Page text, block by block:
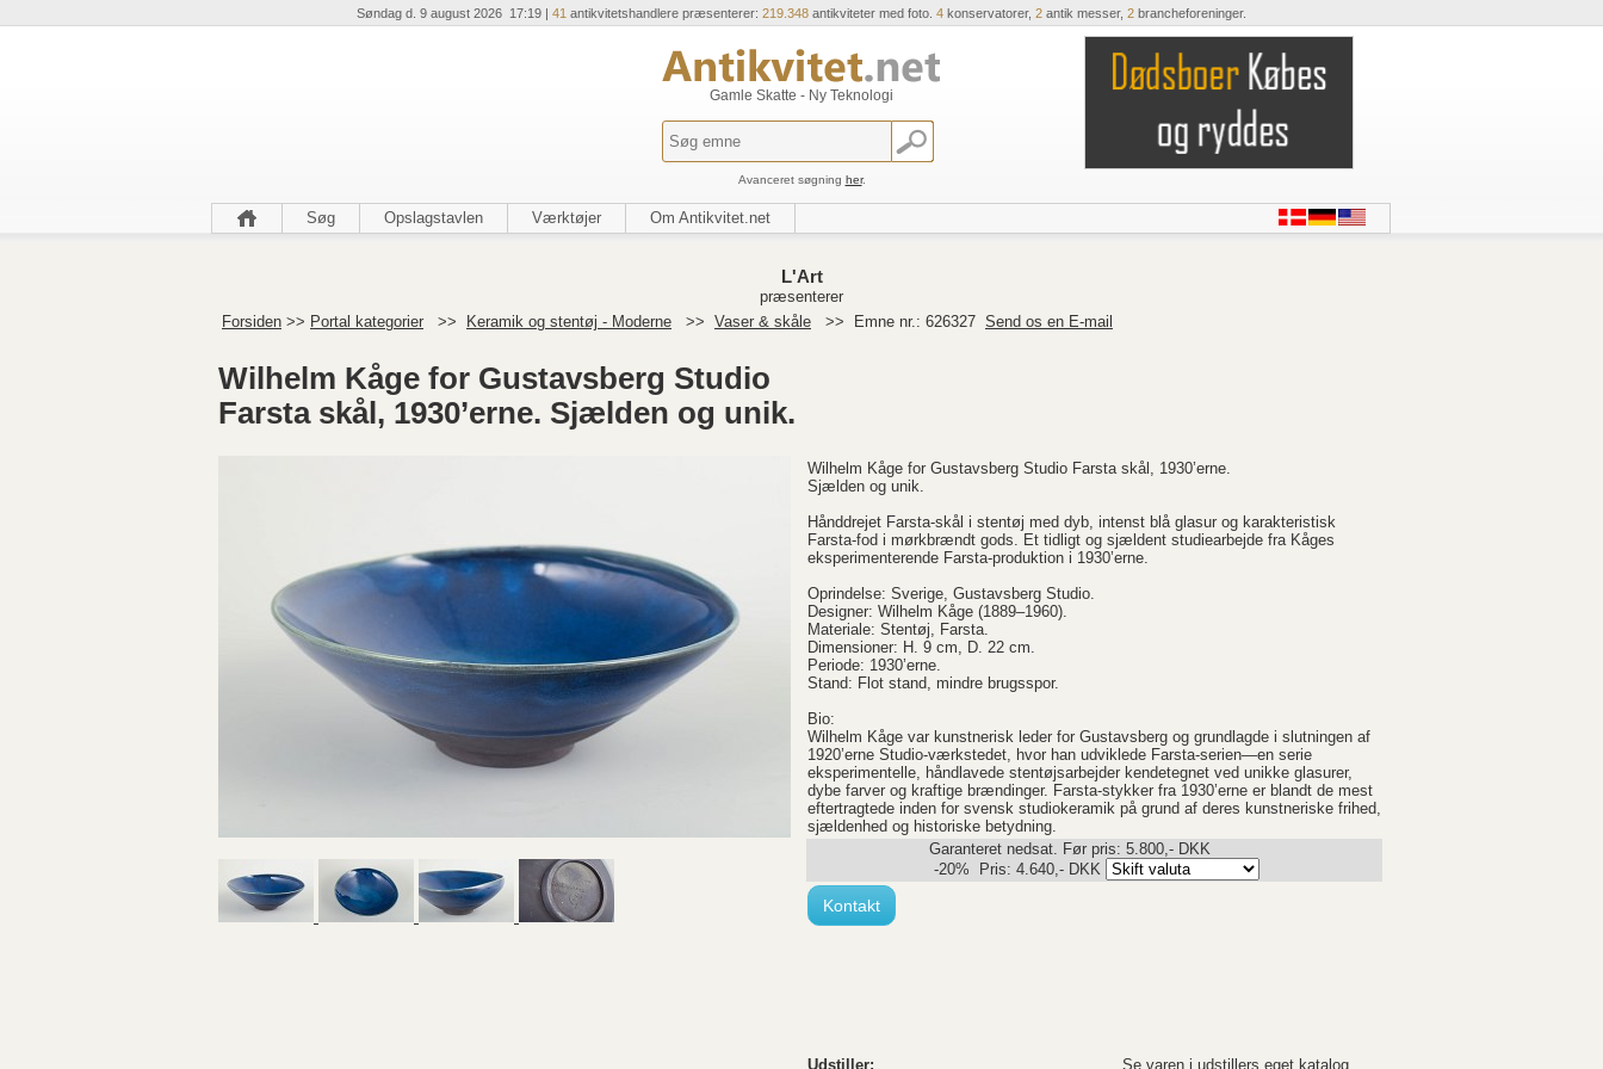
Søndag d. 9 august 2026 17:19 | 41 antikvitetshandlere præsenterer: 219.348 antikviteter med foto. 4 konservatorer, 2 antik messer, 2 brancheforeninger.
Gamle Skatte - Ny Teknologi
Avanceret søgning her.
Søg Opslagstavlen Værktøjer Om Antikvitet.net
L'Art
præsenterer
Forsiden >> Portal kategorier >> Keramik og stentøj - Moderne >> Vaser & skåle >> Emne nr.: 626327 Send os en E-mail
Wilhelm Kåge for Gustavsberg Studio
Farsta skål, 1930’erne. Sjælden og unik.
Wilhelm Kåge for Gustavsberg Studio Farsta skål, 1930’erne.
Sjælden og unik.
Hånddrejet Farsta-skål i stentøj med dyb, intenst blå glasur og karakteristisk
Farsta-fod i mørkbrændt gods. Et tidligt og sjældent studiearbejde fra Kåges
eksperimenterende Farsta-produktion i 1930’erne.
Oprindelse: Sverige, Gustavsberg Studio.
Designer: Wilhelm Kåge (1889–1960).
Materiale: Stentøj, Farsta.
Dimensioner: H. 9 cm, D. 22 cm.
Periode: 1930’erne.
Stand: Flot stand, mindre brugsspor.
Bio:
Wilhelm Kåge var kunstnerisk leder for Gustavsberg og grundlagde i slutningen af
1920’erne Studio-værkstedet, hvor han udviklede Farsta-serien—en serie
eksperimentelle, håndlavede stentøjsarbejder kendetegnet ved unikke glasurer,
dybe farver og kraftige brændinger. Farsta-stykker fra 1930’erne er blandt de mest
eftertragtede inden for svensk studiokeramik på grund af deres kunstneriske frihed,
sjældenhed og historiske betydning.
Garanteret nedsat. Før pris: 5.800,- DKK
-20% Pris: 4.640,- DKK
Kontakt
Udstiller: Se varen i udstillers eget katalog